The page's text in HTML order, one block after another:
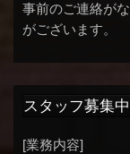
事前のご連絡が
がございます。
スタッフ募集中
[業務内容]